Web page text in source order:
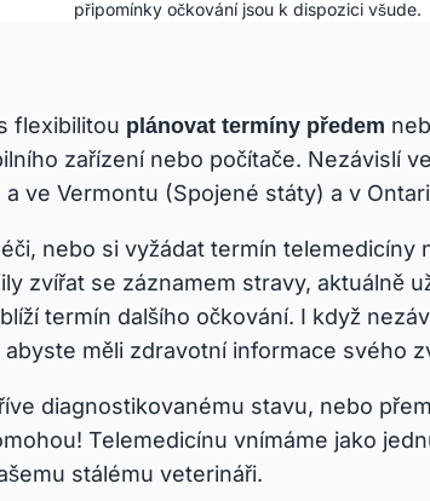
připomínky očkování jsou k dispozici všude.
flexibilitou plánovat termíny předem
zařízení nebo počítače. Nezávislí
ve Vermontu (Spojené státy) a v
nebo si vyžádat termín
zvířat se záznamem stravy, aktuálně
termín dalšího očkování. I když
měli zdravotní informace svého
diagnostikovanému stavu, nebo
Telemedicínu vnímáme jako
stálému veterináři.